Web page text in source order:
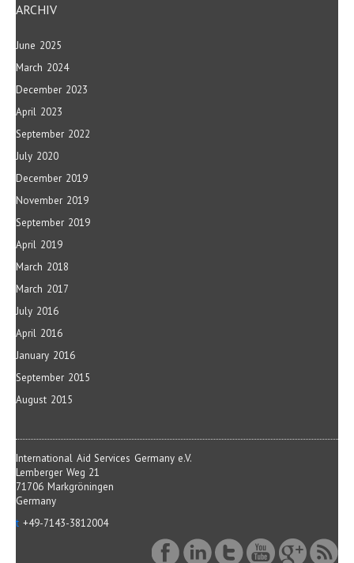
ARCHIV
June 2025
March 2024
December 2023
April 2023
September 2022
July 2020
December 2019
November 2019
September 2019
April 2019
March 2018
March 2017
July 2016
April 2016
January 2016
September 2015
August 2015
International Aid Services Germany e.V.
Lemberger Weg 21
71706 Markgröningen
Germany
t +49-7143-3812004